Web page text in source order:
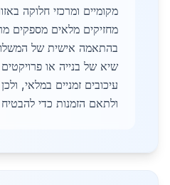
מקומיים ומרכזי חלוקה
מחזיקים מלאים מספקים
בהתאמה אישית של
שיא של בנייה או פרויקטים
עיכובים זמניים במלאי,
ולתאם הזמנות כדי